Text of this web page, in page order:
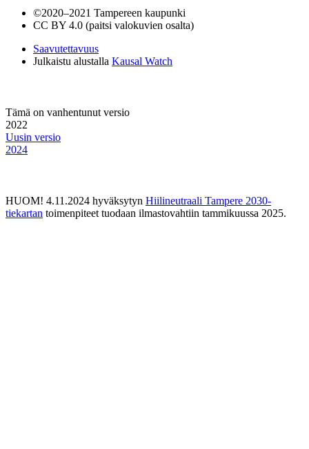
©2020–2021 Tampereen kaupunki
CC BY 4.0 (paitsi valokuvien osalta)
Saavutettavuus
Julkaistu alustalla Kausal Watch
Tämä on vanhentunut versio
2022
Uusin versio
2024
HUOM! 4.11.2024 hyväksytyn Hiilineutraali Tampere 2030-
tiekartan toimenpiteet tuodaan ilmastovahtiin tammikuussa 2025.